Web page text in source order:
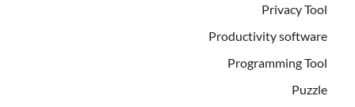
Privacy Tool
Productivity software
Programming Tool
Puzzle